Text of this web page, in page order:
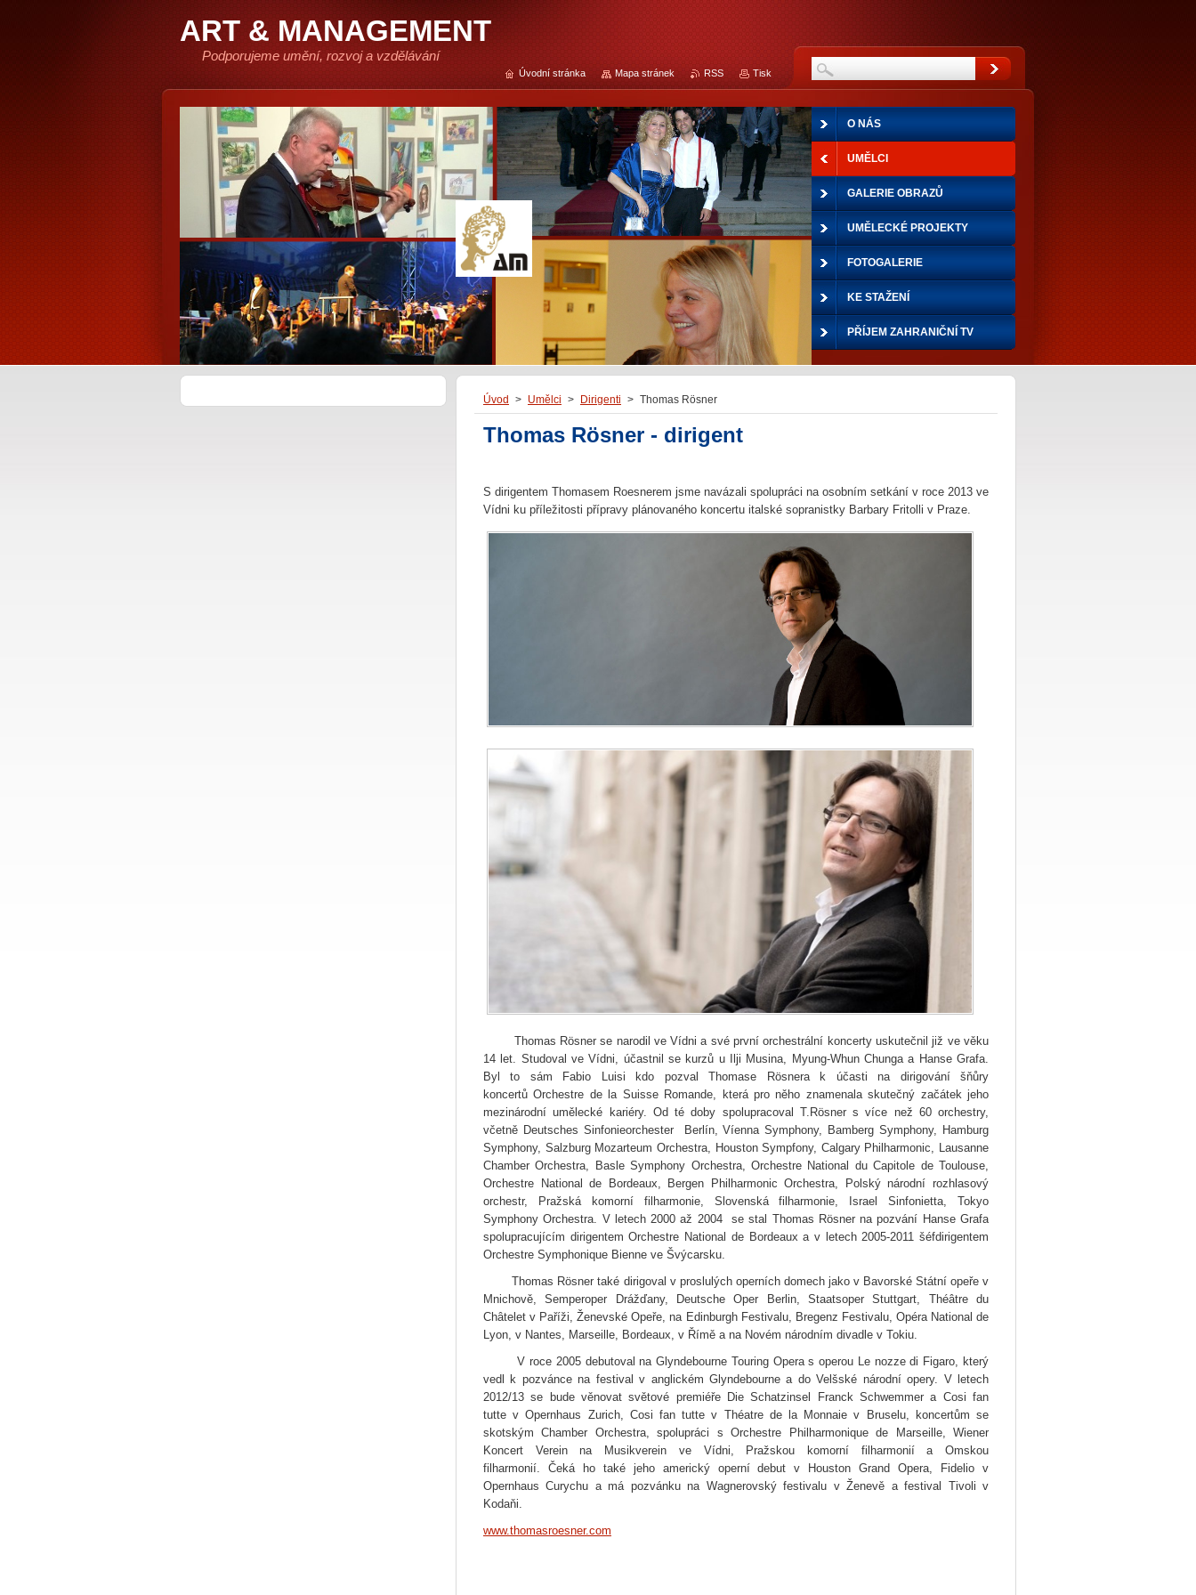
ART & MANAGEMENT
Podporujeme umění, rozvoj a vzdělávání
Úvod > Umělci > Dirigenti > Thomas Rösner
Thomas Rösner - dirigent
S dirigentem Thomasem Roesnerem jsme navázali spolupráci na osobním setkání v roce 2013 ve
Vídni ku příležitosti přípravy plánovaného koncertu italské sopranistky Barbary Fritolli v Praze.
Thomas Rösner se narodil ve Vídni a svéprvní orchestrální koncerty uskutečnil již ve věku
14 let. Studoval ve Vídni, účastnil se kurzů u Ilji Musina, Myung-Whun Chunga a Hanse Grafa.
Byl to sám
Fabio Luisi kdo pozval Thomase
Rösnera k účasti na dirigování šňůry
koncertůOrchestre de la Suisse Romande, která pro něho znamenala skutečný začátek jeho
mezinárodní umělecké
kariéry. Od té doby spolupracoval T.Rösner s více než 60 orchestry,
včetně Deutsches Sinfonieorchester Berlín, VíennaSymphony, Bamberg Symphony, Hamburg
Symphony, Salzburg Mozarteum Orchestra, Houston Sympfony, Calgary Philharmonic, Lausanne
Chamber Orchestra, Basle Symphony Orchestra, Orchestre National du Capitole de Toulouse,
Orchestre National de Bordeaux, Bergen Philharmonic Orchestra, Polský národní rozhlasový
orchestr, Pražská komorní filharmonie, Slovenská filharmonie, Israel Sinfonietta, Tokyo
Symphony Orchestra. V letech 2000 až 2004 se stal Thomas Rösner na pozvání Hanse Grafa
spolupracujícím dirigentem Orchestre National de Bordeauxa v letech 2005-2011 šéfdirigentem
Orchestre Symphonique Bienne ve Švýcarsku.
Thomas Rösner také dirigoval v proslulých operních domech jako v Bavorské Státní opeře v
Mnichově, Semperoper
Drážďany, Deutsche Oper Berlin,Staatsoper Stuttgart, Théâtre du
Châtelet v Paříži, Ženevské Opeře, na Edinburgh Festivalu, Bregenz Festivalu, Opéra National de
Lyon, v Nantes, Marseille, Bordeaux, v Římě a na Novém národním divadle v Tokiu.
V roce 2005 debutoval naGlyndebourne Touring Opera s operou Le nozze di Figaro, který
vedl k pozvánce na festival v anglickém Glyndebourne a doVelšské národní opery. V letech
2012/13 se bude věnovat světové premiéře Die Schatzinsel FranckSchwemmer a Cosi fan
tutte vOpernhaus Zurich, Cosi fan tutte v Théatre de la Monnaie v Bruselu,
koncertům se
skotskýmChamber Orchestra, spolupráci s Orchestre
Philharmonique de Marseille, Wiener
Koncert Verein na Musikverein ve Vídni, Pražskou komorní filharmonií a Omskou
filharmonií. Čeká ho také jeho americký operní debut v
Houston GrandOpera, Fidelio v
Opernhaus Curychu a má pozvánku na Wagnerovský festivalu v Ženevě a festival Tivoli v
Kodaňi.
www.thomasroesner.com
O NÁS
UMĚLCI
GALERIE OBRAZŮ
UMĚLECKÉ PROJEKTY
FOTOGALERIE
KE STAŽENÍ
PŘÍJEM ZAHRANIČNÍ TV
Úvodní stránka Mapa stránek RSS Tisk